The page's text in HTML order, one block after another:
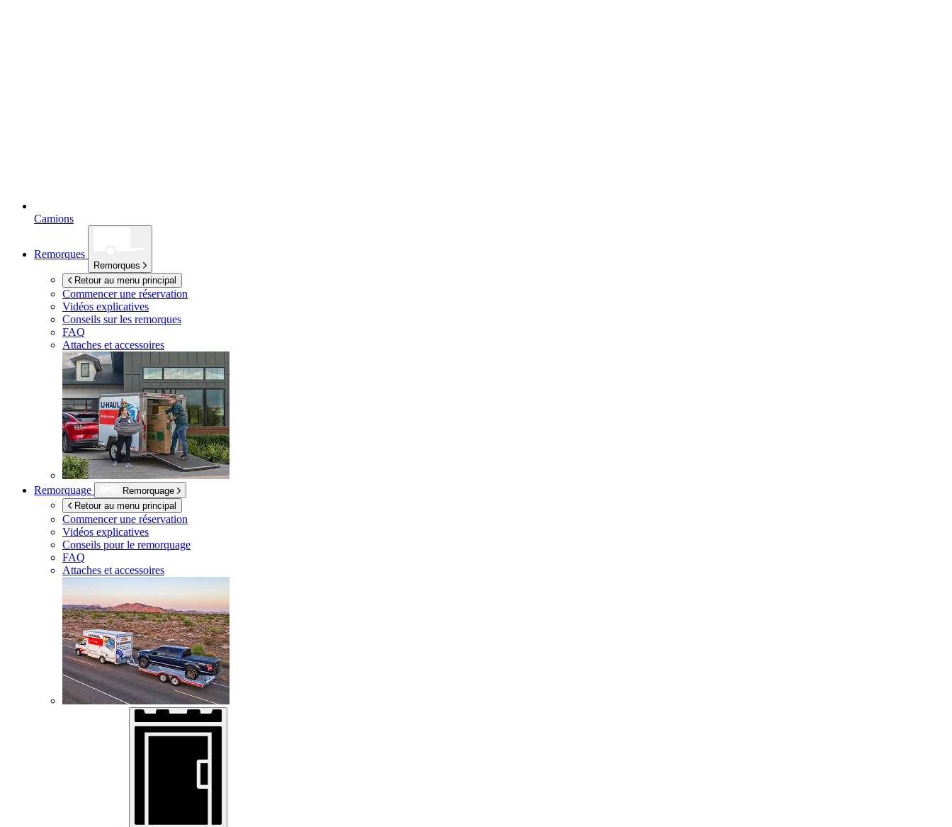
Camions
Remorques
Remorques
Retour au menu principal
Commencer une réservation
Vidéos explicatives
Conseils sur les remorques
FAQ
Attaches et accessoires
Remorquage
Remorquage
Retour au menu principal
Commencer une réservation
Vidéos explicatives
Conseils pour le remorquage
FAQ
Attaches et accessoires